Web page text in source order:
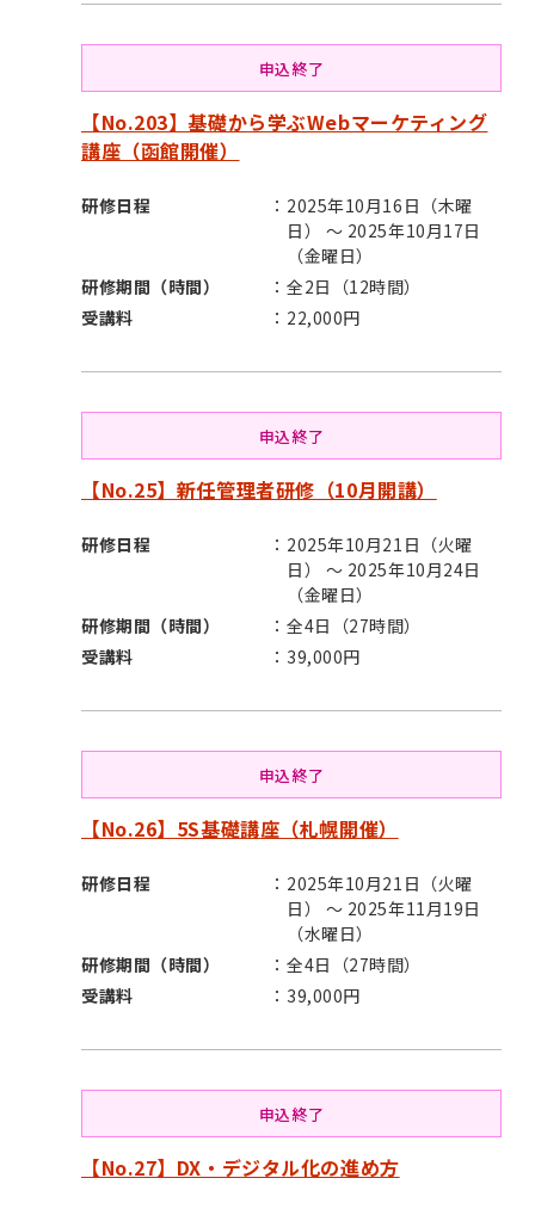
申込終了
【No.203】基礎から学ぶWebマーケティング
講座（函館開催）
研修日程
2025年10月16日（木曜
日） ～ 2025年10月17日
（金曜日）
研修期間（時間）
全2日（12時間）
受講料
22,000円
申込終了
【No.25】新任管理者研修（10月開講）
研修日程
2025年10月21日（火曜
日） ～ 2025年10月24日
（金曜日）
研修期間（時間）
全4日（27時間）
受講料
39,000円
申込終了
【No.26】5S基礎講座（札幌開催）
研修日程
2025年10月21日（火曜
日） ～ 2025年11月19日
（水曜日）
研修期間（時間）
全4日（27時間）
受講料
39,000円
申込終了
【No.27】DX・デジタル化の進め方